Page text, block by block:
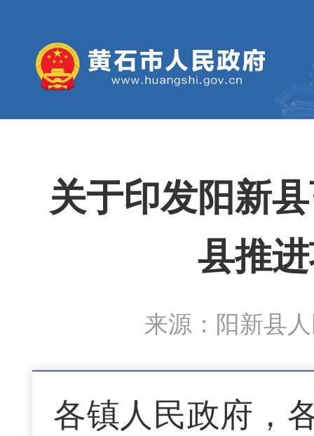
关于印发阳新
县推
来源：阳新县
各镇人民政府，